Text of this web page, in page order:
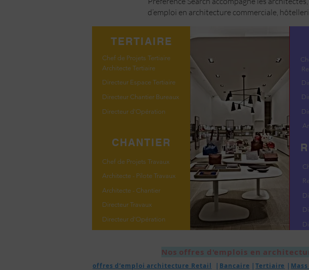
d’emploi en architecture commerciale,
TERTIAIRE
Chef de Projets Tertiaire
Architecte Tertiaire
Directeur Espace Tertiaire
Directeur Chantier Bureaux
Directeur d'Opération
CHANTIER
Chef de Projets Travaux
Architecte - Pilote Travaux
Architecte - Chantier
Directeur Travaux
Directeur d'Opération
Nos offres d'emplois en
offres d’emploi architecture Retail | Bancaire |Tertiaire |